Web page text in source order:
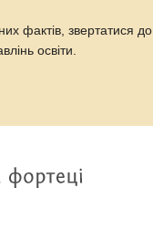
фактів, звертатися до
освіти.